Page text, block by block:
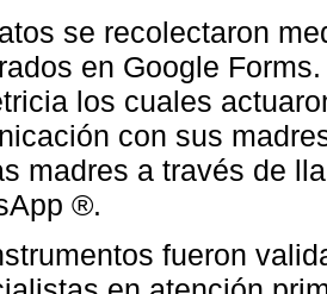
se recolectaron
en Google
los cuales
con sus
madres a través de
®.
fueron